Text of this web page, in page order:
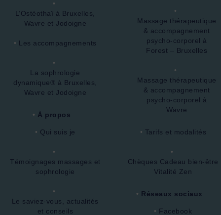
L’Ostéothaï à Bruxelles,
Wavre et Jodoigne
Les accompagnements
La sophrologie
dynamique® à Bruxelles,
Wavre et Jodoigne
À propos
Qui suis je
Témoignages massages et
sophrologie
Le saviez-vous, actualités
et conseils
Massage thérapeutique
& accompagnement
psycho-corporel à
Forest – Bruxelles
Massage thérapeutique
& accompagnement
psycho-corporel à
Wavre
Tarifs et modalités
Chèques Cadeau bien-être
Vitalité Zen
Réseaux sociaux
Facebook